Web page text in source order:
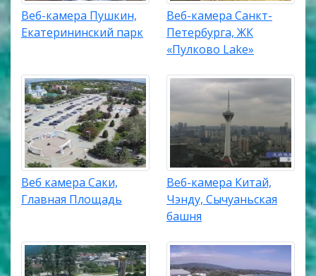
Веб-камера Пушкин,
Екатерининский парк
Веб-камера Санкт-
Петербурга, ЖК
«Пулково Lake»
Веб камера Саки,
Главная Площадь
Веб-камера Китай,
Чэнду, Сычуаньская
башня